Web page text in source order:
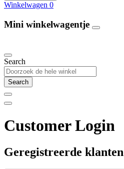
Winkelwagen 0
Mini winkelwagentje
Search
Search
Customer Login
Geregistreerde klanten